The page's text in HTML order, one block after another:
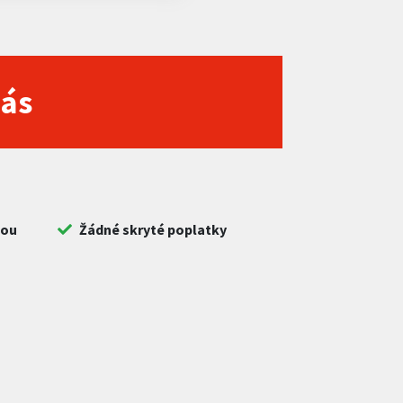
Žádné skryté poplatky